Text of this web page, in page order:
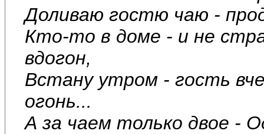
Доливаю гостю чаю -
Кто-то в доме - и не
вдогон,
Встану утром - гость
огонь...
А за чаем только двое -